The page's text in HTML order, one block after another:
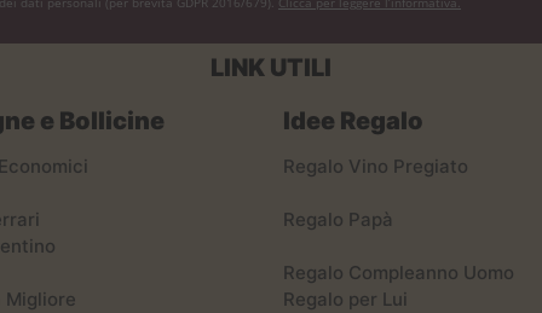
LINK UTILI
e Bollicine
Migliore
Idee Regalo
Regalo Vino Pregiato
Regalo Papà
Regalo Compleanno Uomo
Regalo per Lui